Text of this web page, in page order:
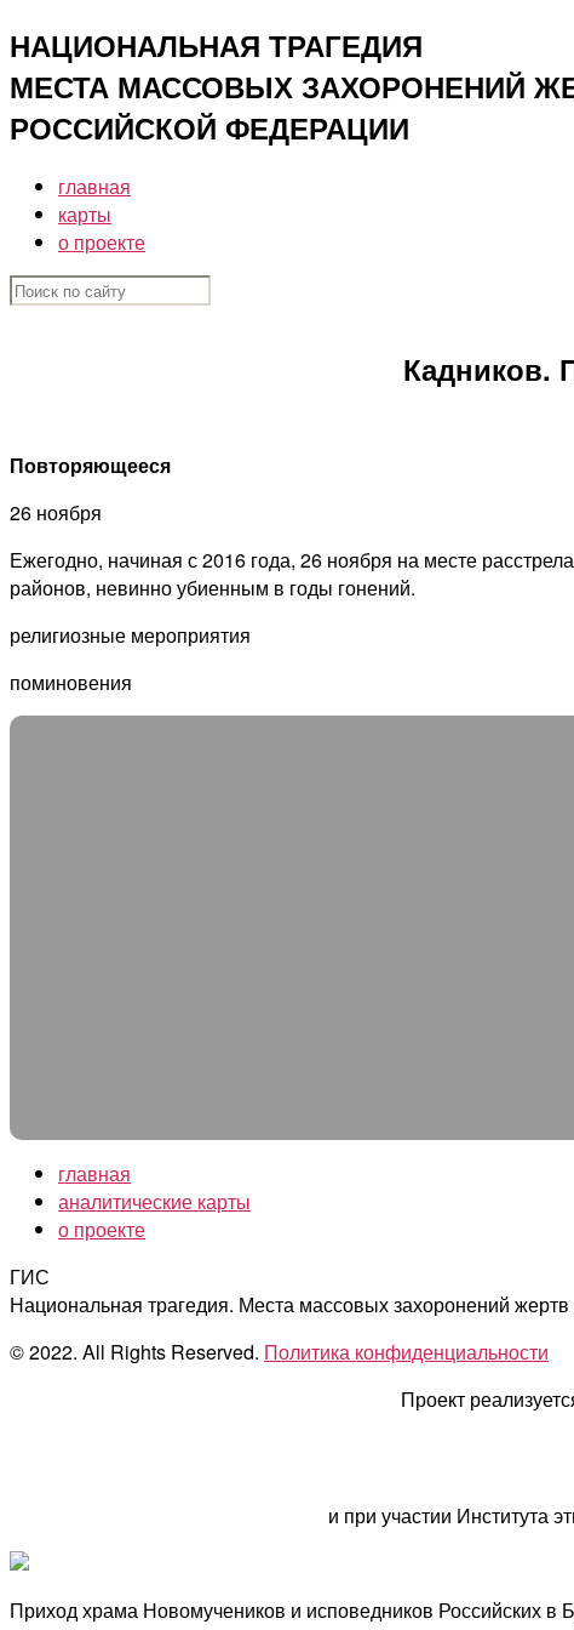
Перейти
к
содержимому
НАЦИОНАЛЬНАЯ ТРАГЕДИЯ
МЕСТА МАССОВЫХ ЗАХОРОНЕНИЙ
РОССИЙСКОЙ ФЕДЕРАЦИИ
главная
карты
о проекте
Кадников.
Повторяющееся
26 ноября
Ежегодно, начиная с 2016 года, 26 ноября на месте
районов, невинно убиенным в годы гонений.
религиозные мероприятия
поминовения
главная
аналитические карты
о проекте
ГИС
Национальная трагедия. Места массовых захоронений
© 2022. All Rights Reserved. Политика конфиденциальности
Проект
и при участии
Приход храма Новомучеников и исповедников Российских в